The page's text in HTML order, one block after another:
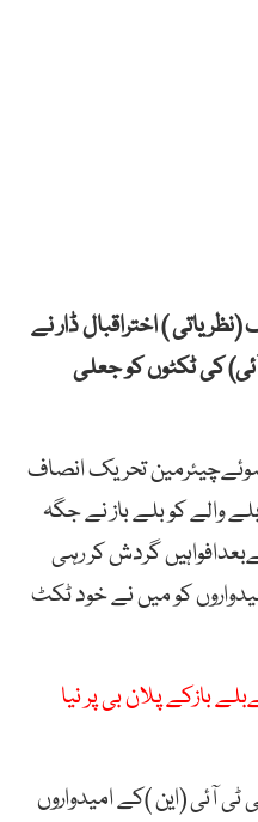
) اختراقبال ڈار نے
کی ٹکٹوں کو جعلی
تحریک انصاف
والے کو بلے باز نے جگہ
بجےکےبعدافواہیں گردش کر رہی
کو میں نے خود ٹکٹ
بازکے پلان بی پر نیا
ٹی آئی (این )کے امیدواروں